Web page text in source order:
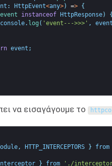
: HttpEvent<any>) =>
{
event instanceof HttpResponse)
console. log ( 'event--->>>' ,
event ;
να εισαγάγουμε το
, HTTP_INTERCEPTORS }
from
} from './